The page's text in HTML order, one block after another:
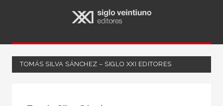
TOMÁS SILVA SÁNCHEZ – SIGLO XXI EDITORES